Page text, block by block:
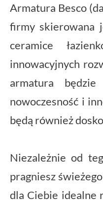
Armatura Besco
firmy skierowana
ceramice
innowacyjnych
armatura
nowoczesność i
będą również
Niezależnie od
pragniesz
dla Ciebie idealne